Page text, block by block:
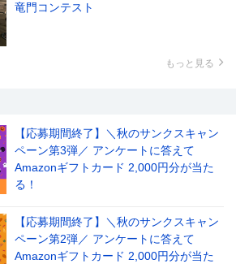
竜門コンテスト
もっと見る
【応募期間終了】＼秋のサンクスキャン
ペーン第3弾／ アンケートに答えて
Amazonギフトカード 2,000円分が当た
る！
【応募期間終了】＼秋のサンクスキャン
ペーン第2弾／ アンケートに答えて
Amazonギフトカード 2,000円分が当た